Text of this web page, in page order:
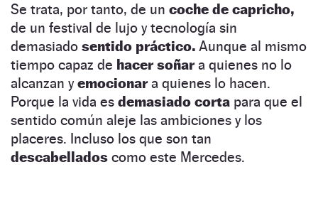
Se trata, por tanto, de un coche de capricho,
de un festival de lujo y tecnología sin
demasiado sentido práctico. Aunque al mismo
tiempo capaz de hacer soñara quienes no lo
alcanzan yemocionara quienes lo hacen.
Porque la vida es demasiado corta para que el
sentido común aleje las ambiciones y los
placeres. Incluso los que son tan
descabellados como este Mercedes.